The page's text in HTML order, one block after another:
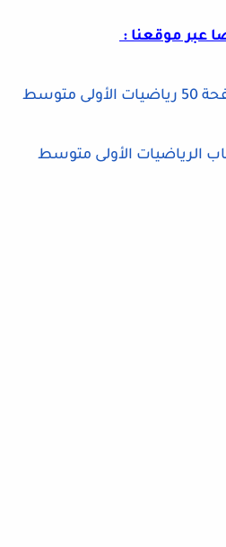
عبر موقعنا :
متوسط
الرياضيات الأولى متوسط